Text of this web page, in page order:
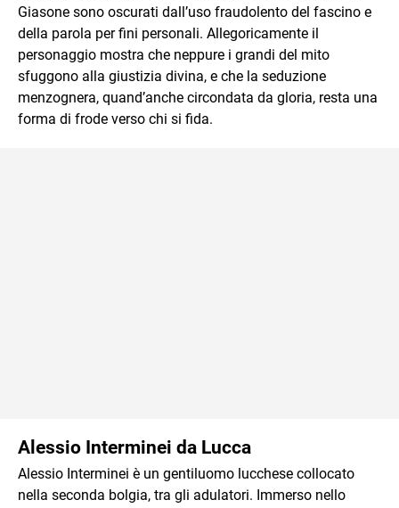
Giasone sono oscurati dall’uso fraudolento del fascino e
della parola per fini personali. Allegoricamente il
personaggio mostra che neppure i grandi del mito
sfuggono alla giustizia divina, e che la seduzione
menzognera, quand’anche circondata da gloria, resta una
forma di frode verso chi si fida.
Alessio Interminei da Lucca
Alessio Interminei è un gentiluomo lucchese collocato
nella seconda bolgia, tra gli adulatori. Immerso nello